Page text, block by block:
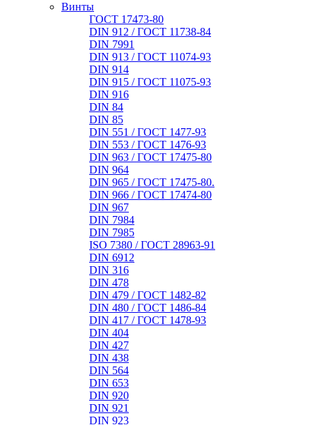
Винты
ГОСТ 17473-80
DIN 912 / ГОСТ 11738-84
DIN 7991
DIN 913 / ГОСТ 11074-93
DIN 914
DIN 915 / ГОСТ 11075-93
DIN 916
DIN 84
DIN 85
DIN 551 / ГОСТ 1477-93
DIN 553 / ГОСТ 1476-93
DIN 963 / ГОСТ 17475-80
DIN 964
DIN 965 / ГОСТ 17475-80.
DIN 966 / ГОСТ 17474-80
DIN 967
DIN 7984
DIN 7985
ISO 7380 / ГОСТ 28963-91
DIN 6912
DIN 316
DIN 478
DIN 479 / ГОСТ 1482-82
DIN 480 / ГОСТ 1486-84
DIN 417 / ГОСТ 1478-93
DIN 404
DIN 427
DIN 438
DIN 564
DIN 653
DIN 920
DIN 921
DIN 923